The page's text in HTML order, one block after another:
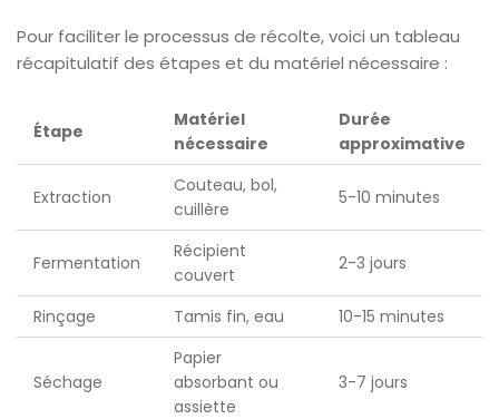
Pour faciliter le processus de récolte, voici un tableau
récapitulatif des étapes et du matériel nécessaire :
Étape
Matériel
nécessaire
Durée
approximative
Extraction
Couteau, bol,
cuillère
5-10 minutes
Fermentation
Récipient
couvert
2-3 jours
Rinçage Tamis fin, eau 10-15 minutes
Séchage
Papier
absorbant ou
assiette
3-7 jours